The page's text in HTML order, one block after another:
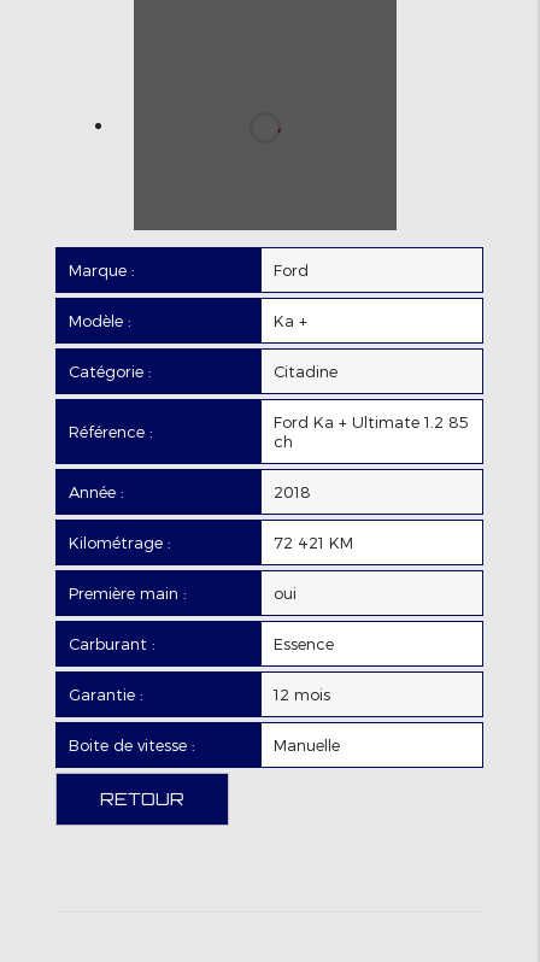
Marque : Ford
Modèle : Ka +
Catégorie : Citadine
Référence :
Ford Ka + Ultimate 1.2 85
ch
Année : 2018
Kilométrage : 72 421 KM
Première main : oui
Carburant : Essence
Garantie : 12 mois
Boite de vitesse : Manuelle
RETOUR